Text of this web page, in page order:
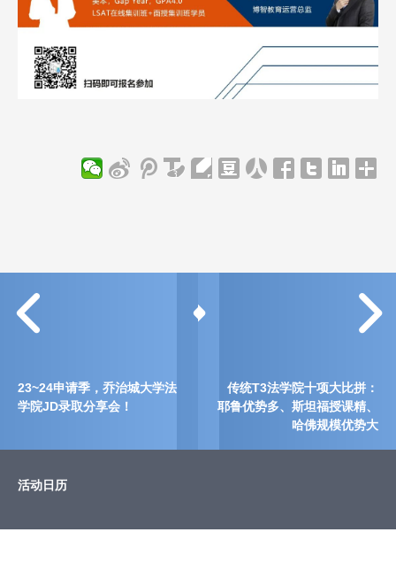
23~24申请季，乔治城大学法
学院JD录取分享会！
传统T3法学院十项大比拼：
耶鲁优势多、斯坦福授课精、
哈佛规模优势大
活动日历